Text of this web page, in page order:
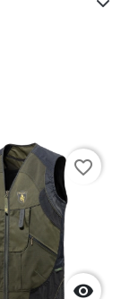

favorite_border